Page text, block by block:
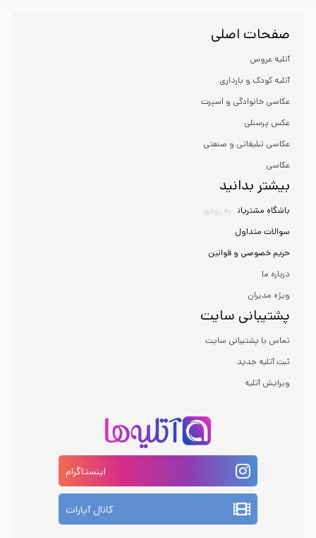
صفحات اصلی
آتلیه عروس
آتلیه کودک و بارداری
عکاسی خانوادگی و اسپرت
عکس پرسنلی
عکاسی تبلیغاتی و صنعتی
عکاسی
بیشتر بدانید
باشگاه مشتریان به زودی
سوالات متداول
حریم خصوصی و قوانین
درباره ما
ویژه مدیران
پشتیبانی سایت
تماس با پشتیبانی سایت
ثبت آتلیه جدید
ویرایش آتلیه
اینستاگرام
کانال آپارات